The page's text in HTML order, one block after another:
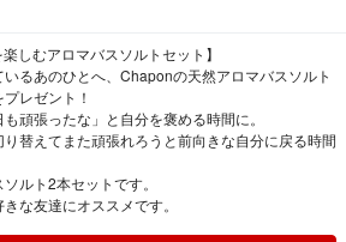
しむアロマバスソルトセット】
るあのひとへ、Chaponの天然アロマバスソルト
レゼント！
頑張ったな」と自分を褒める時間に。
替えてまた頑張れろうと前向きな自分に戻る時間
ルト2本セットです。
な友達にオススメです。